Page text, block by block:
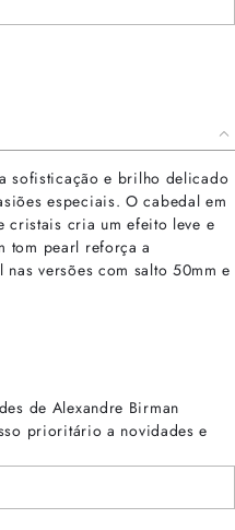
sofisticação e brilho delicado
especiais. O cabedal em
cristais cria um efeito leve e
tom pearl reforça a
versões com salto 50mm e
de Alexandre Birman
prioritário a novidades e